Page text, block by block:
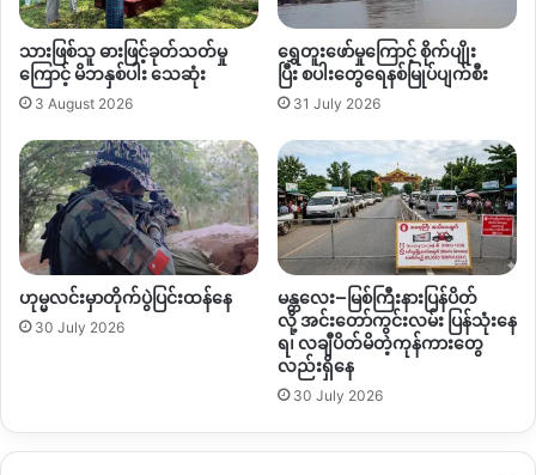
တယ်လို့ ဆိုပါတယ်။
၂၀၂၅ အောက်တိုဘာလအထိ မြန်မာနိုင်ငံရဲ့မြို့နယ် ၃၃၀ ထဲက
၂၁၁ မြို့နယ်မှာ မိုင်း ဒါမှမဟုတ် ပေါက်ကွဲစေတတ်တဲ့
ဒါ့အပြင် နိုင်ငံတစ်ဝှမ်း တိုက်ပွဲတွေ ဆက်လက်ပြင်းထန်နေသလို
အပြည်ပြည်ဆိုင်ရာ မိုင်းရှင်းလင်းရေးအဖွဲ့တွေကို လည်း နိုင်ငံ
အတွင်း ဝင်ခွင့်မပေးသေးတာကြောင့် ပြည်သူတွေကတော့ မြေမြုပ်
မိုင်းနဲ့တခြားပေါက်ကွဲစေတတ်တဲ့ လက်နက်ပစ္စည်းတွေရဲ့ အန္တရာယ်
ထဲမှာ ဆက်ရှိနေဆဲဖြစ်ပါတယ်။
သားဖြစ်သူ ဓားဖြင့်ခုတ်သတ်မှု
ကြောင့် မိဘနှစ်ပါး သေဆုံး
3 August 2026
ရွှေတူးဖော်မှုကြောင့် စိုက်ပျိုး
ပြီး စပါးတွေရေနစ်မြုပ်ပျက်စီး
31 July 2026
ဟုမ္မလင်းမှာတိုက်ပွဲပြင်းထန်နေ
30 July 2026
မန္တလေး–မြစ်ကြီးနားပြန်ပိတ်
လို့ အင်းတော်ကွင်းလမ်း ပြန်သုံးနေ
ရ၊ လချီပိတ်မိတဲ့ကုန်ကားတွေ
လည်းရှိနေ
30 July 2026